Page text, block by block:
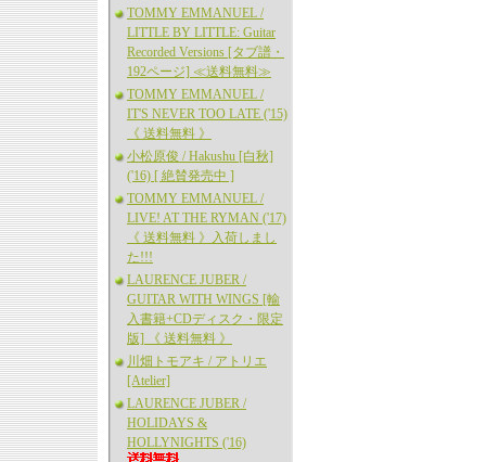
TOMMY EMMANUEL /
LITTLE BY LITTLE: Guitar
Recorded Versions [タブ譜・
192ページ] ≪送料無料≫
TOMMY EMMANUEL /
IT'S NEVER TOO LATE ('15)
《 送料無料 》
小松原俊 / Hakushu [白秋]
('16) [ 絶賛発売中 ]
TOMMY EMMANUEL /
LIVE! AT THE RYMAN ('17)
《 送料無料 》入荷しまし
た!!!
LAURENCE JUBER /
GUITAR WITH WINGS [輸
入書籍+CDディスク・限定
版] 《 送料無料 》
川畑トモアキ / アトリエ
[Atelier]
LAURENCE JUBER /
HOLIDAYS &
HOLLYNIGHTS ('16)